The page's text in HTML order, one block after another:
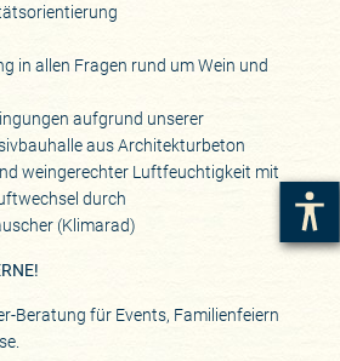
in allen Fragen rund um Wein und
aufgrund unserer
aus Architekturbeton
weingerechter Luftfeuchtigkeit mit
durch
(Klimarad)
Beratung für Events, Familienfeiern